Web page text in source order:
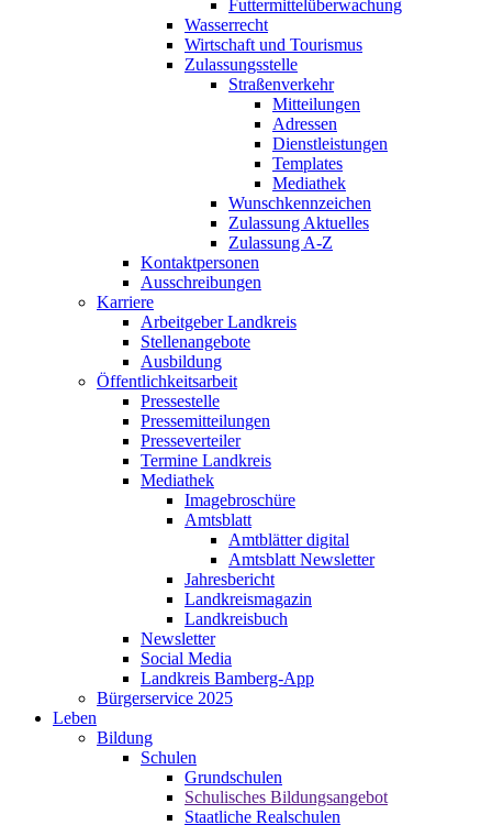
Futtermittelüberwachung
Wasserrecht
Wirtschaft und Tourismus
Zulassungsstelle
Straßenverkehr
Mitteilungen
Adressen
Dienstleistungen
Templates
Mediathek
Wunschkennzeichen
Zulassung Aktuelles
Zulassung A-Z
Kontaktpersonen
Ausschreibungen
Karriere
Arbeitgeber Landkreis
Stellenangebote
Ausbildung
Öffentlichkeitsarbeit
Pressestelle
Pressemitteilungen
Presseverteiler
Termine Landkreis
Mediathek
Imagebroschüre
Amtsblatt
Amtblätter digital
Amtsblatt Newsletter
Jahresbericht
Landkreismagazin
Landkreisbuch
Newsletter
Social Media
Landkreis Bamberg-App
Bürgerservice 2025
Leben
Bildung
Schulen
Grundschulen
Schulisches Bildungsangebot
Staatliche Realschulen